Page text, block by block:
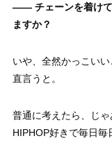
—— チェーンを着けて
ますか？
いや、全然かっこい
直言うと。
普通に考えたら、じ
HIPHOP好きで毎日毎